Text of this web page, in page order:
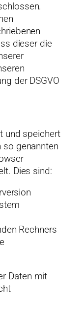
dieser die
der DSGVO
und speichert
genannten
Dies sind:
Rechners
Daten mit